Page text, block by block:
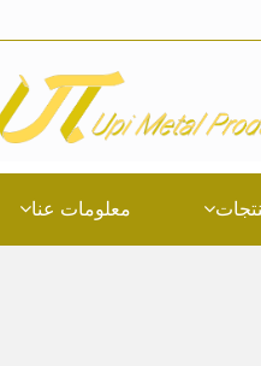
معلومات عنا